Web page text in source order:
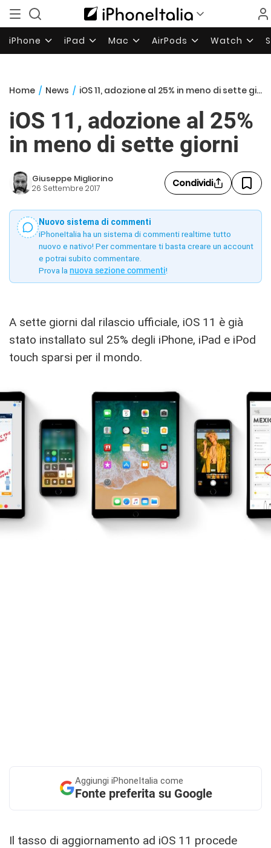
iPhone iPad Mac AirPods Watch
Home / News / iOS 11, adozione al 25% in meno di sette giorni
iOS 11, adozione al 25%
in meno di sette giorni
Giuseppe Migliorino
26 Settembre 2017 Condividi
Nuovo sistema di commenti
iPhoneItalia ha un sistema di commenti realtime tutto
nuovo e nativo! Per commentare ti basta creare un account
e potrai subito commentare.
Prova la nuova sezione commenti!
A sette giorni dal rilascio ufficiale, iOS 11 è già
stato installato sul 25% degli iPhone, iPad e iPod
touch sparsi per il mondo.
Aggiungi iPhoneItalia come
Fonte preferita su Google
Il tasso di aggiornamento ad iOS 11 procede